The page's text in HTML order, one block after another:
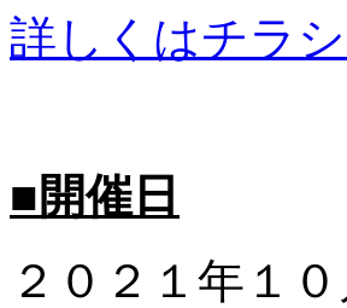
詳しくはチラ
■開催日
２０２１年１